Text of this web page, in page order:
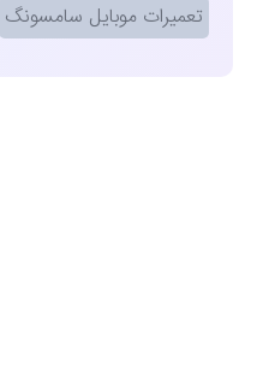
تعمیرات موبایل سامسونگ